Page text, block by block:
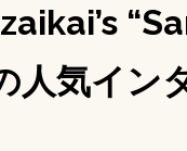
人気イ